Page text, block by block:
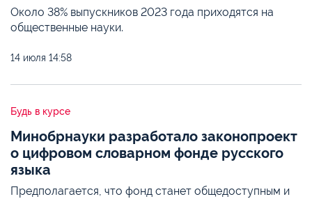
Около 38% выпускников 2023 года приходятся на
общественные науки.
14 июля 14:58
Будь в курсе
Минобрнауки разработало законопроект
о цифровом словарном фонде русского
языка
Предполагается, что фонд станет общедоступным и